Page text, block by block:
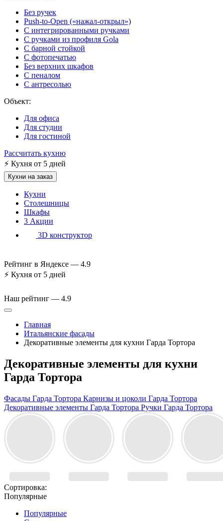
Без ручек
Push-to-Open («нажал-открыл»)
С интегрированными ручками
С ручками из профиля Gola
С барной стойкой
С фотопечатью
Без верхних шкафов
С пеналом
С антресолью
Объект:
Для офиса
Для студии
Для гостиной
Рассчитать кухню
⚡ Кухня от 5 дней
Кухни на заказ
Кухни
Столешницы
Шкафы
3 Акции
3D конструктор
Рейтинг в Яндексе — 4.9
⚡ Кухня от 5 дней
Наш рейтинг — 4.9
Главная
Итальянские фасады
Декоративные элементы для кухни Гарда Тортора
Декоративные элементы для кухни
Гарда Тортора
Фасады Гарда Тортора Карнизы и цоколи Гарда Тортора
Декоративные элементы Гарда Тортора Ручки Гарда Тортора
Сортировка:
Популярные
Популярные